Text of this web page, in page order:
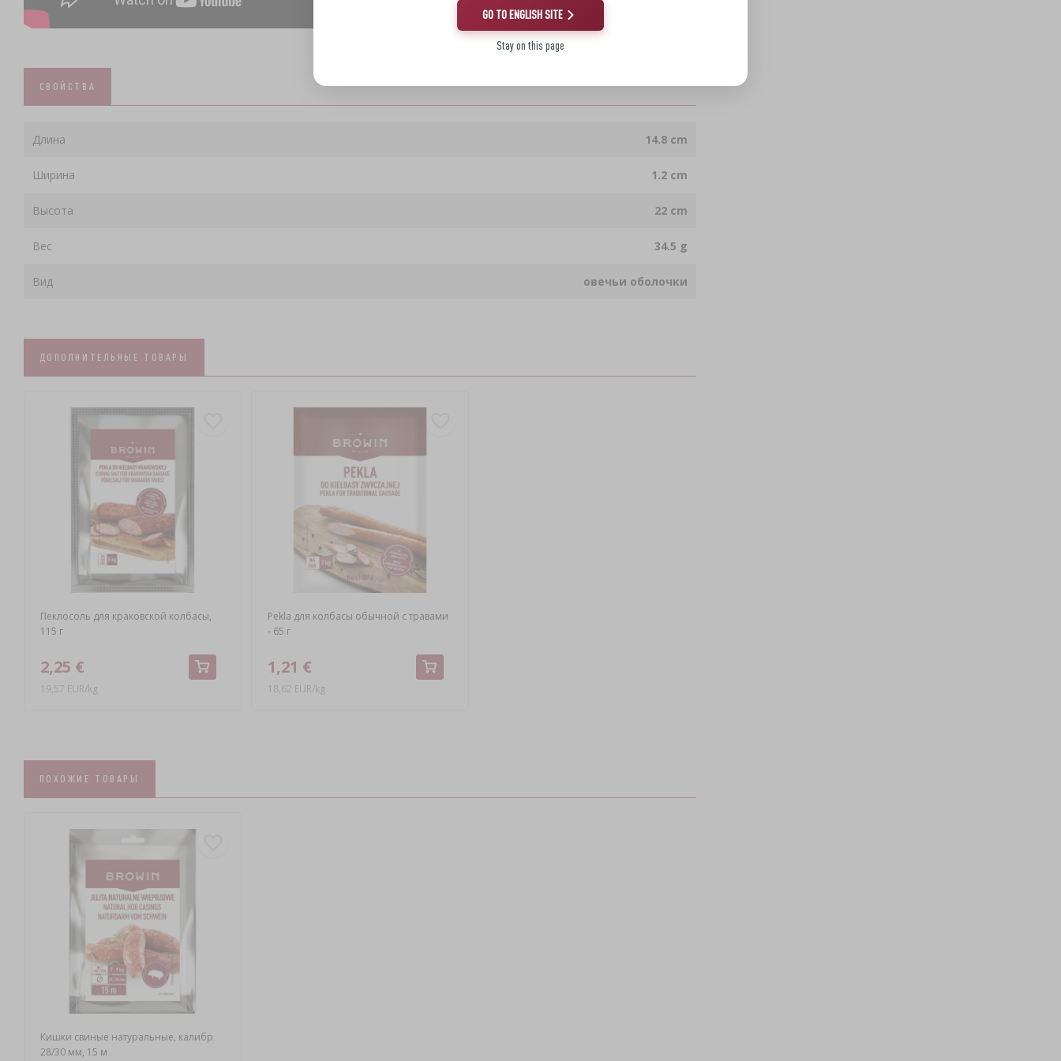
СВОЙСТВА
Длина 14.8 cm
Ширина 1.2 cm
Высота 22 cm
Вес 34.5 g
Вид овечьи оболочки
ДОПОЛНИТЕЛЬНЫЕ ТОВАРЫ
Пеклосоль для краковской колбасы,
115 г
2,25 €
19,57 EUR/kg
Pekla для колбасы обычной с травами
- 65 г
1,21 €
18,62 EUR/kg
ПОХОЖИЕ ТОВАРЫ
Кишки свиные натуральные, калибр
28/30 мм, 15 м
GO TO ENGLISH SITE
Stay on this page